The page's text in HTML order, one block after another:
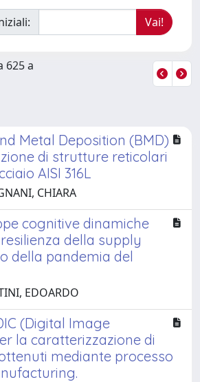
625 a
Metal Deposition (BMD)
di strutture reticolari
AISI 316L
CHIARA
cognitive dinamiche
della supply
della pandemia del
EDOARDO
(Digital Image
la caratterizzazione di
mediante processo